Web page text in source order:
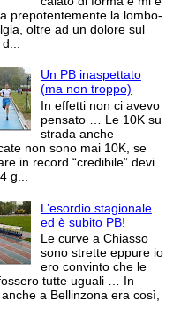
prepotentemente la lombo-
oltre ad un dolore sul
Un PB inaspettato
(ma non troppo)
In effetti non ci avevo
pensato … Le 10K su
strada anche
non sono mai 10K, se
in record “credibile” devi
g...
L’esordio stagionale
ed è subito PB!
Le curve a Chiasso
sono strette eppure io
ero convinto che le
tutte uguali … In
a Bellinzona era così,